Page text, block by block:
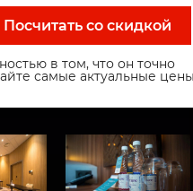
Посчитать со скидкой
в том, что он точно
самые актуальные